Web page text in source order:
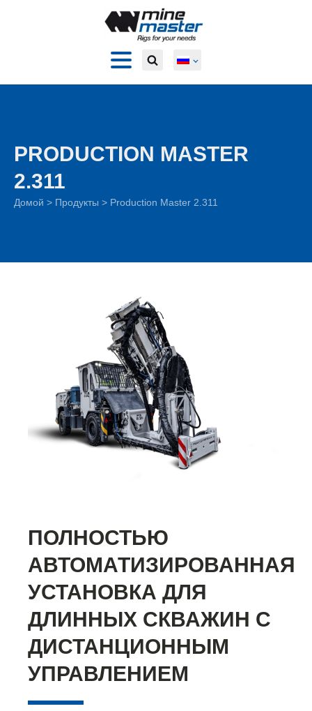
PRODUCTION MASTER
2.311
Домой > Продукты > Production Master 2.311
ПОЛНОСТЬЮ
АВТОМАТИЗИРОВАННАЯ
УСТАНОВКА ДЛЯ
ДЛИННЫХ СКВАЖИН С
ДИСТАНЦИОННЫМ
УПРАВЛЕНИЕМ